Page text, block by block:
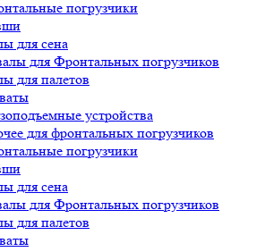
погрузчики
для сена
для Фронтальных погрузчиков
для палетов
устройства
для фронтальных погрузчиков
погрузчики
для сена
для Фронтальных погрузчиков
для палетов